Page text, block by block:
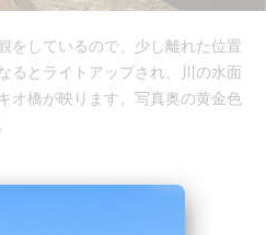
をしているので、少し離れた位置
るとライトアップされ、川の水面
オ橋が映ります。写真奥の黄金色